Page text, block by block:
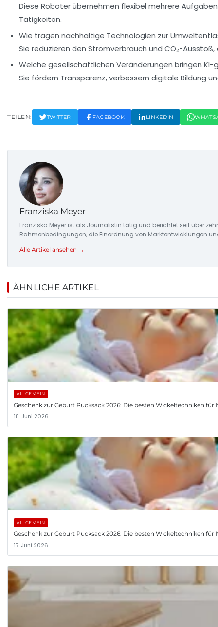
Diese Roboter übernehmen flexibel mehrere
Tätigkeiten.
Wie tragen nachhaltige Technologien zur
Sie reduzieren den Stromverbrauch und CO₂-
Welche gesellschaftlichen Veränderungen bringen
Sie fördern Transparenz, verbessern digitale Bildung
TEILEN: TWITTER FACEBOOK LINKEDIN
Franziska Meyer
Franziska Meyer ist als Journalistin tätig und berichtet seit über
Rahmenbedingungen, die Einordnung von Marktentwicklungen
Alle Artikel ansehen →
ÄHNLICHE ARTIKEL
ALLGEMEIN
Geschenk zur Geburt Pucksack 2026: Die besten Wickeltechniken für
18. Juni 2026
ALLGEMEIN
Geschenk zur Geburt Pucksack 2026: Die besten Wickeltechniken für
17. Juni 2026